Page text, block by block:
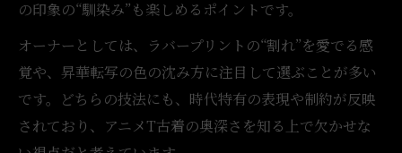
の印象の“馴染み”も楽しめるポイントです。
オーナーとしては、ラバープリントの“割れ”を愛でる感
覚や、昇華転写の色の沈み方に注目して選ぶことが多い
です。どちらの技法にも、時代特有の表現や制約が反映
されており、アニメT古着の奥深さを知る上で欠かせな